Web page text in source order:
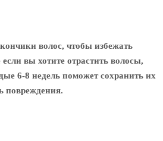
волос, чтобы избежать
вы хотите отрастить волосы,
6-8 недель поможет сохранить их
повреждения.